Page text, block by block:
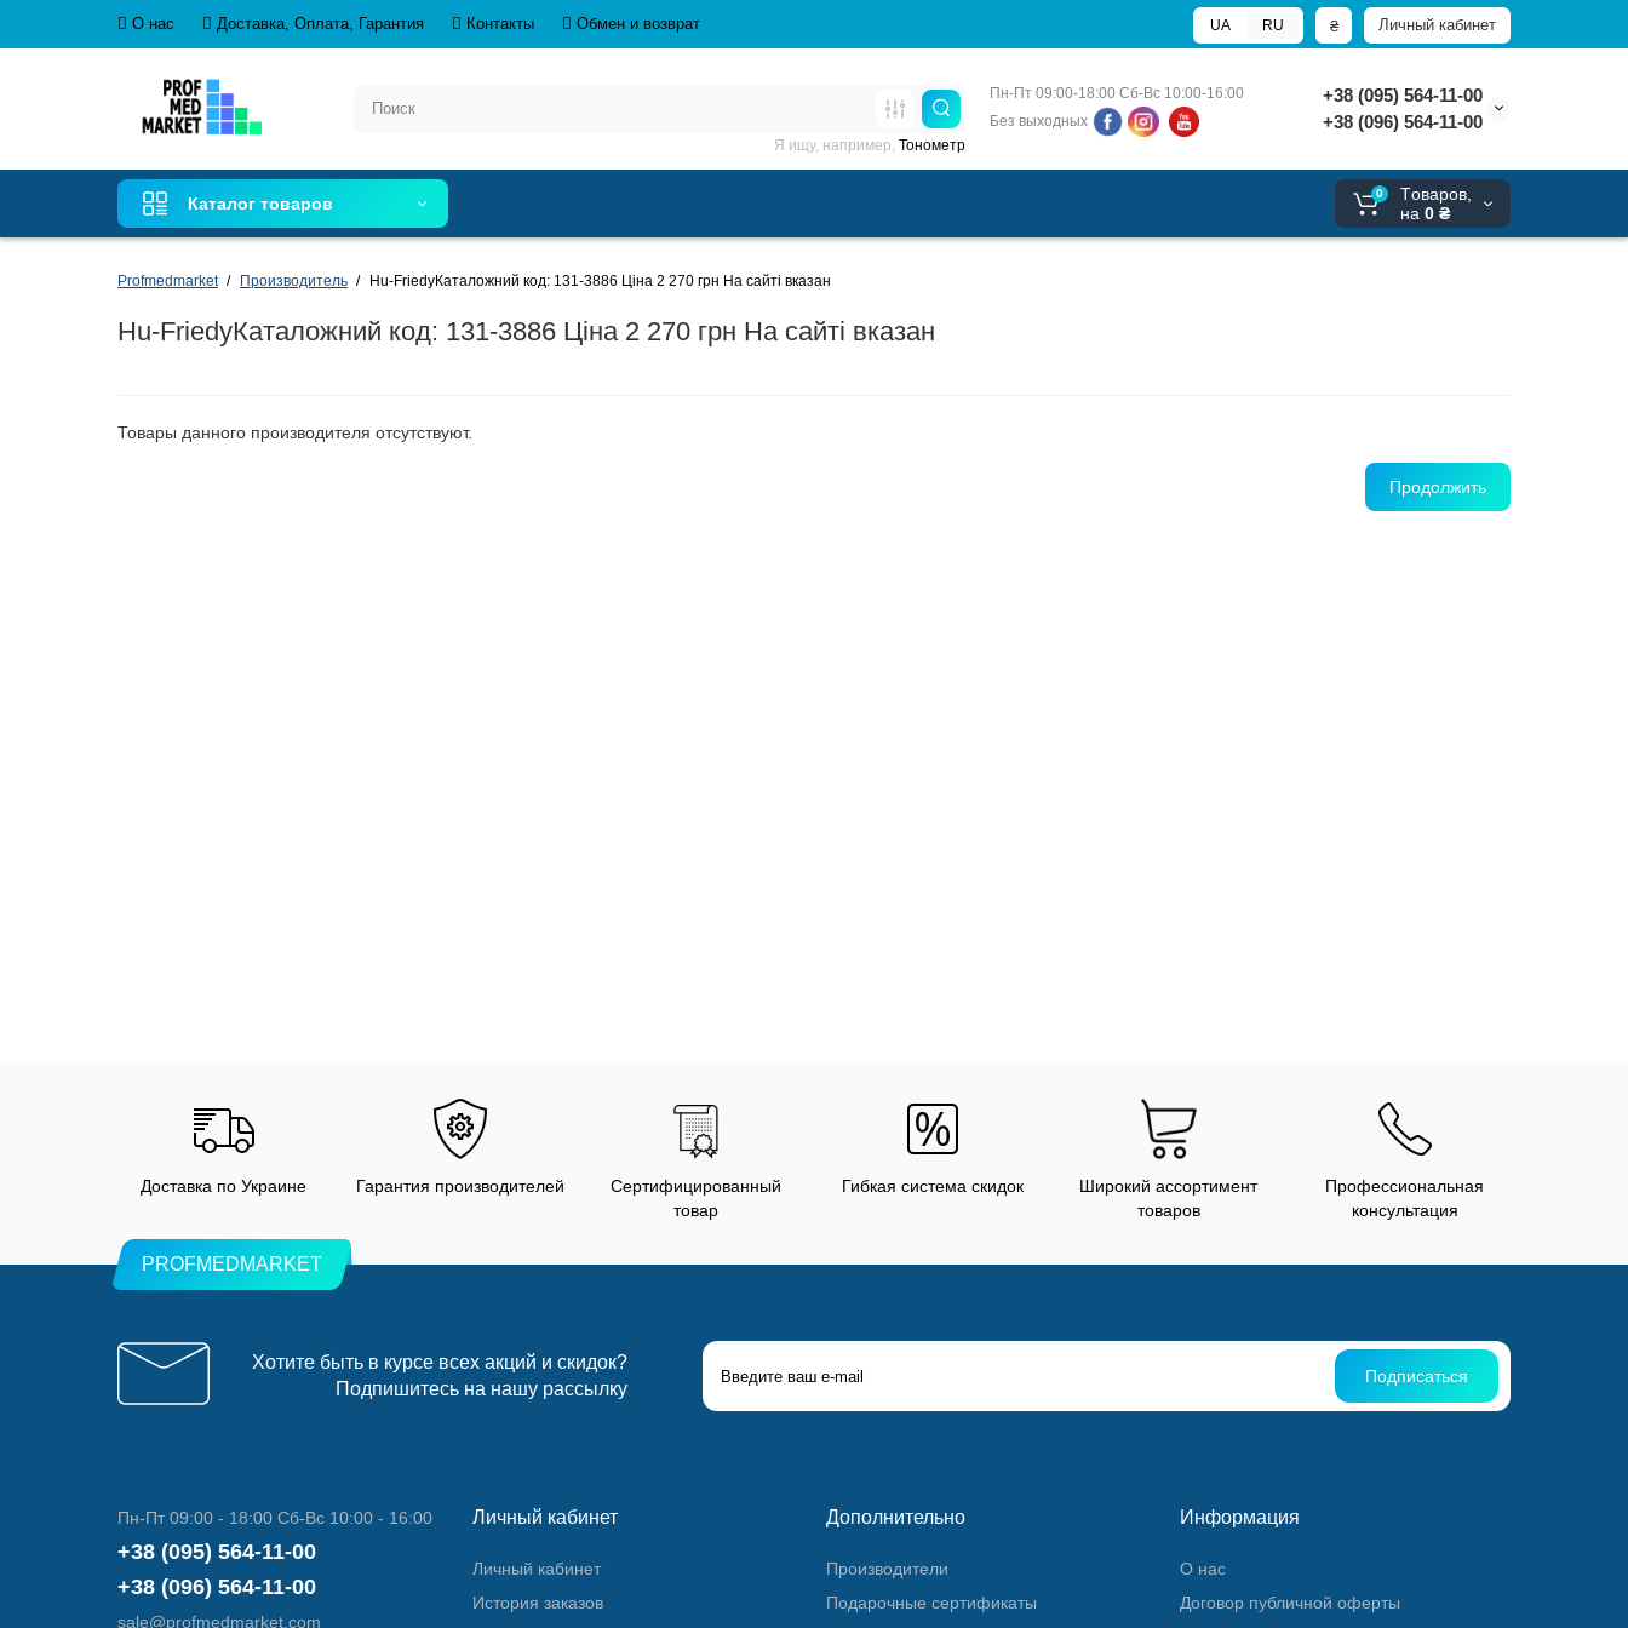
О нас Доставка, Оплата, Гарантия Контакты Обмен и возврат Личный кабинет
₴
UA RU
Пн-Пт 09:00-18:00 Сб-Вс 10:00-16:00
Без выходных
+38 (095) 564-11-00
+38 (096) 564-11-00
Я ищу, например, Тонометр
Каталог товаров
0
Tоваров,
на 0 ₴
Profmedmarket Производитель Hu-FriedyКаталожний код: 131-3886 Ціна 2 270 грн На сайті вказан
Hu-FriedyКаталожний код: 131-3886 Ціна 2 270 грн На сайті вказан
Товары данного производителя отсутствуют.
Продолжить
Доставка по Украине Гарантия производителей
Сертифицированный
товар
Гибкая система скидок
Широкий ассортимент
товаров
Профессиональная
консультация
PROFMEDMARKET
Хотите быть в курсе всех акций и скидок?
Подпишитесь на нашу рассылку
Подписаться
Пн-Пт 09:00 - 18:00 Сб-Вс 10:00 - 16:00
+38 (095) 564-11-00
+38 (096) 564-11-00
sale@profmedmarket.com
Личный кабинет
Личный кабинет
История заказов
Дополнительно
Производители
Подарочные сертификаты
Информация
О нас
Договор публичной оферты